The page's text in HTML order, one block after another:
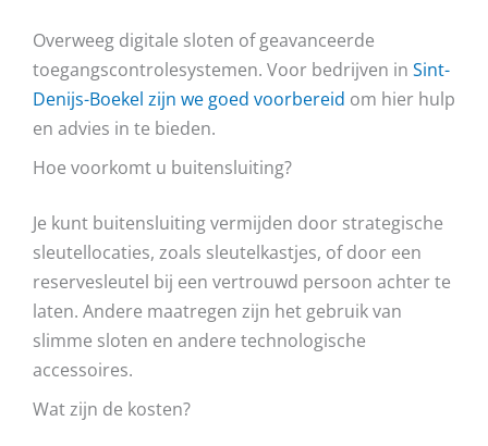
Overweeg digitale sloten of geavanceerde
toegangscontrolesystemen. Voor bedrijven in Sint-
Denijs-Boekel zijn we goed voorbereid om hier hulp
en advies in te bieden.
Hoe voorkomt u buitensluiting?
Je kunt buitensluiting vermijden door strategische
sleutellocaties, zoals sleutelkastjes, of door een
reservesleutel bij een vertrouwd persoon achter te
laten. Andere maatregen zijn het gebruik van
slimme sloten en andere technologische
accessoires.
Wat zijn de kosten?